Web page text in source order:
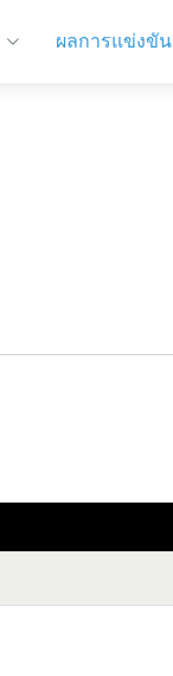
ผลการแข่งขัน